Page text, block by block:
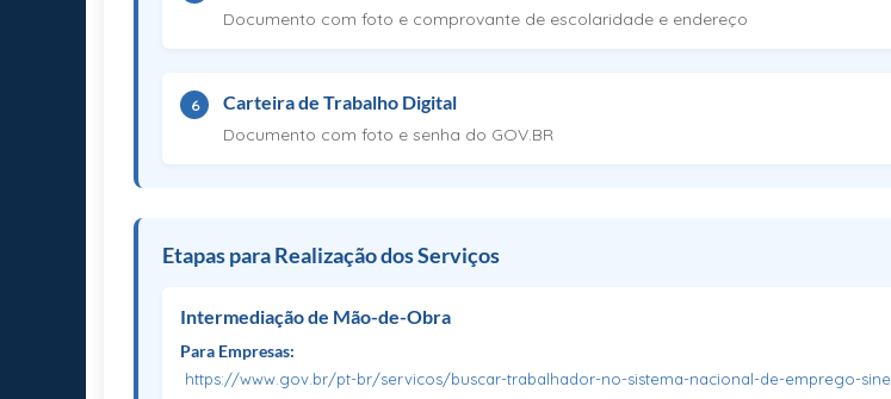
Documento com foto e comprovante de escolaridade e endereço
6 Carteira de Trabalho Digital
Documento com foto e senha do GOV.BR
Etapas para Realização dos Serviços
Intermediação de Mão-de-Obra
Para Empresas:
https://www.gov.br/pt-br/servicos/buscar-trabalhador-no-sistema-nacional-de-emprego-sine